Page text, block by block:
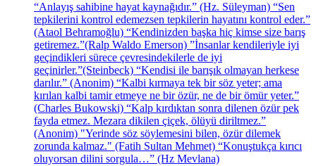
“Anlayış sahibine hayat kaynağıdır.” (Hz. Süleyman) “Sen
tepkilerini kontrol edemezsen tepkilerin hayatını kontrol eder.”
(Ataol Behramoğlu) “Kendinizden başka hiç kimse size barış
getiremez.”(Ralp Waldo Emerson) ”İnsanlar kendileriyle iyi
geçindikleri sürece çevresindekilerle de iyi
geçinirler.”(Steinbeck) “Kendisi ile barışık olmayan herkese
darılır.” (Anonim) “Kalbi kırmaya tek bir söz yeter; ama
kırılan kalbi tamir etmeye ne bir özür, ne de bir ömür yeter.”
(Charles Bukowski) “Kalp kırdıktan sonra dilenen özür pek
fayda etmez. Mezara dikilen çiçek, ölüyü diriltmez.”
(Anonim) "Yerinde söz söylemesini bilen, özür dilemek
zorunda kalmaz." (Fatih Sultan Mehmet) “Konuştukça kırıcı
oluyorsan dilini sorgula…” (Hz Mevlana)